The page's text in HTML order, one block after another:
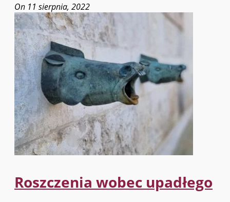
On 11 sierpnia, 2022
Roszczenia wobec upadłego